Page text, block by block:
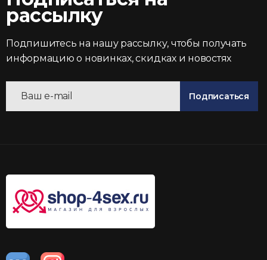
рассылку
Подпишитесь на нашу рассылку, чтобы получать
информацию о новинках, скидках и новостях
Подписаться